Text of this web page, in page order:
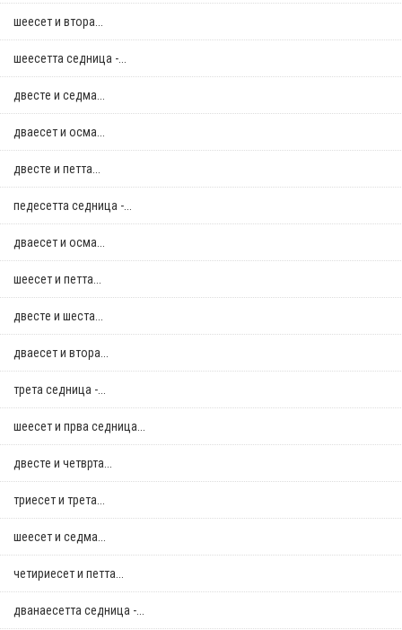
шеесет и втора...
шеесетта седница -...
двестe и седма...
дваесет и осма...
двестe и петта...
педесетта седница -...
дваесет и осма...
шеесет и петта...
двестe и шеста...
дваесет и втора...
трета седница -...
шеесет и прва седница...
двестe и четврта...
триесет и трета...
шеесет и седма...
четириесет и петта...
дванаесетта седница -...